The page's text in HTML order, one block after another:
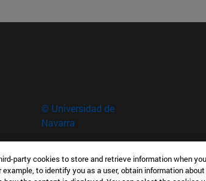
© Universidad de
Navarra
Navarra
party cookies to store and retrieve information when
to identify you as a user, obtain information